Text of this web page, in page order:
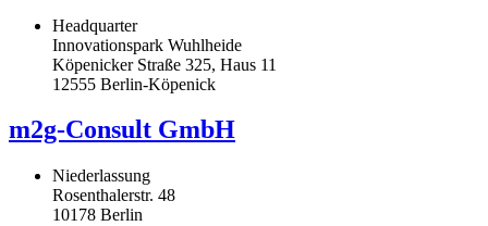
Headquarter
Innovationspark Wuhlheide
Köpenicker Straße 325, Haus 11
12555 Berlin-Köpenick
m2g-Consult GmbH
Niederlassung
Rosenthalerstr. 48
10178 Berlin